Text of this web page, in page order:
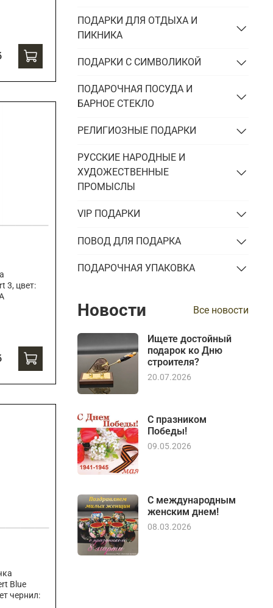
3, цвет:
Blue
чернил:
ПОДАРКИ ДЛЯ ОТДЫХА И
ПИКНИКА
ПОДАРКИ С СИМВОЛИКОЙ
ПОДАРОЧНАЯ ПОСУДА И
БАРНОЕ СТЕКЛО
РЕЛИГИОЗНЫЕ ПОДАРКИ
РУССКИЕ НАРОДНЫЕ И
ХУДОЖЕСТВЕННЫЕ
ПРОМЫСЛЫ
VIP ПОДАРКИ
ПОВОД ДЛЯ ПОДАРКА
ПОДАРОЧНАЯ УПАКОВКА
Новости Все новости
Ищете достойный
подарок ко Дню
строителя?
20.07.2026
С празником
Победы!
09.05.2026
С международным
женским днем!
08.03.2026